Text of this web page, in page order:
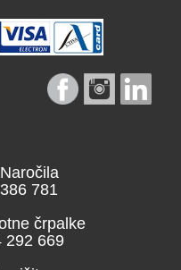
386 781
črpalke
292 669